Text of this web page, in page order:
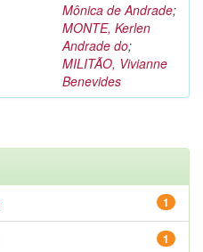
Mônica de Andrade;
MONTE, Kerlen
Andrade do;
MILITÃO, Vivianne
Benevides
1
1